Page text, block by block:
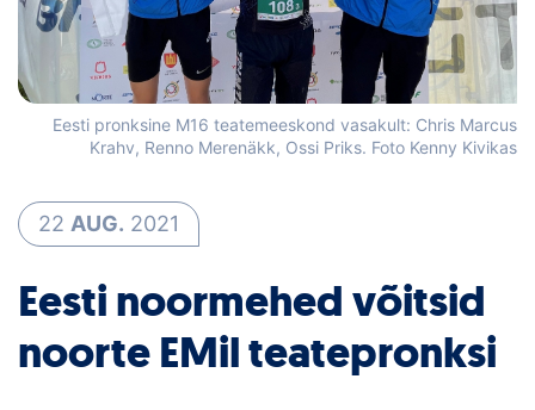
Kontakt
EOL
Kaardid
Kalender
Koondised
Eesti pronksine M16 teatemeeskond vasakult: Chris Marcus
Krahv, Renno Merenäkk, Ossi Priks. Foto Kenny Kivikas
22 AUG. 2021
Eesti noormehed võitsid
noorte EMil teatepronksi